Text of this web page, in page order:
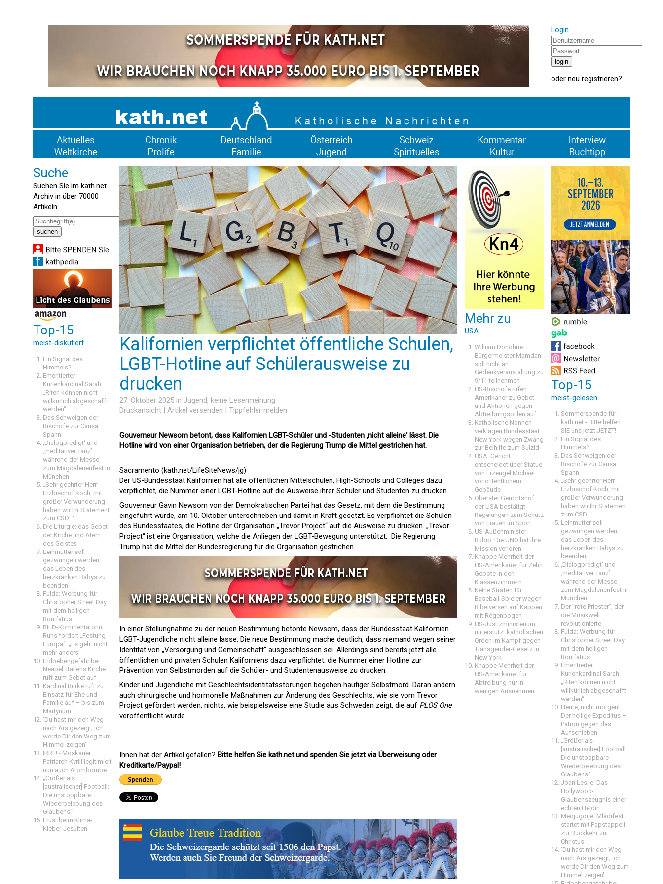
Login
oder neu registrieren?
Suche
Suchen Sie im kath.net
Archiv in über 70000
Artikeln:
Top-15
meist-diskutiert
Ein Signal des
Himmels?
Emeritierter
Kurienkardinal Sarah:
„Riten können nicht
willkürlich abgeschafft
werden“
Das Schweigen der
Bischöfe zur Causa
Spahn
‚Dialogpredigt‘ und
‚meditativer Tanz’
während der Messe
zum Magdalenenfest in
München
„Sehr geehrter Herr
Erzbischof Koch, mit
großer Verwunderung
haben wir Ihr Statement
zum CSD…“
Die Liturgie: das Gebet
der Kirche und Atem
des Geistes
Leihmutter soll
gezwungen werden,
das Leben des
herzkranken Babys zu
beenden!
Fulda: Werbung für
Christopher Street Day
mit dem heiligen
Bonifatius
BILD-Kommentatorin
Ruhs fordert „Festung
Europa“: „Es geht nicht
mehr anders“
Erdbebengefahr bei
Neapel: Italiens Kirche
ruft zum Gebet auf
Kardinal Burke ruft zu
Einsatz für Ehe und
Familie auf – bis zum
Martyrium
'Du hast mir den Weg
nach Ars gezeigt; ich
werde Dir den Weg zum
Himmel zeigen'
IRRE! - Moskauer
Patriarch Kyrill legitimiert
nun auch Atombombe
„Größer als
[australischer] Football:
Die unstoppbare
Wiederbelebung des
Glaubens“
Frust beim Klima-
Kleber-Jesuiten
Kalifornien verpflichtet öffentliche Schulen,
LGBT-Hotline auf Schülerausweise zu
drucken
27. Oktober 2025 in Jugend, keine Lesermeinung
Druckansicht | Artikel versenden | Tippfehler melden
Gouverneur Newsom betont, dass Kalifornien LGBT-Schüler und -Studenten ‚nicht alleine‘ lässt. Die
Hotline wird von einer Organisation betrieben, der die Regierung Trump die Mittel gestrichen hat.
Sacramento (kath.net/LifeSiteNews/jg)
Der US-Bundesstaat Kalifornien hat alle öffentlichen Mittelschulen, High-Schools und Colleges dazu
verpflichtet, die Nummer einer LGBT-Hotline auf die Ausweise ihrer Schüler und Studenten zu drucken.
Gouverneur Gavin Newsom von der Demokratischen Partei hat das Gesetz, mit dem die Bestimmung
eingeführt wurde, am 10. Oktober unterschrieben und damit in Kraft gesetzt. Es verpflichtet die Schulen
des Bundesstaates, die Hotline der Organisation „Trevor Project“ auf die Ausweise zu drucken. „Trevor
Project“ ist eine Organisation, welche die Anliegen der LGBT-Bewegung unterstützt. Die Regierung
Trump hat die Mittel der Bundesregierung für die Organisation gestrichen.
In einer Stellungnahme zu der neuen Bestimmung betonte Newsom, dass der Bundesstaat Kalifornien
LGBT-Jugendliche nicht alleine lasse. Die neue Bestimmung mache deutlich, dass niemand wegen seiner
Identität von „Versorgung und Gemeinschaft“ ausgeschlossen sei. Allerdings sind bereits jetzt alle
öffentlichen und privaten Schulen Kaliforniens dazu verpflichtet, die Nummer einer Hotline zur
Prävention von Selbstmorden auf die Schüler- und Studentenausweise zu drucken.
Kinder und Jugendliche mit Geschlechtsidentitätsstörungen begehen häufiger Selbstmord. Daran ändern
auch chirurgische und hormonelle Maßnahmen zur Änderung des Geschlechts, wie sie vom Trevor
Project gefördert werden, nichts, wie beispielsweise eine Studie aus Schweden zeigt, die auf PLOS One
veröffentlicht wurde.
Ihnen hat der Artikel gefallen? Bitte helfen Sie kath.net und spenden Sie jetzt via Überweisung oder
Kreditkarte/Paypal!
Mehr zu
USA
William Donohue:
Bürgermeister Mamdani
soll nicht an
Gedenkveranstaltung zu
9/11 teilnehmen
US-Bischöfe rufen
Amerikaner zu Gebet
und Aktionen gegen
Abtreibungspillen auf
Katholische Nonnen
verklagen Bundesstaat
New York wegen Zwang
zur Beihilfe zum Suizid
USA: Gericht
entscheidet über Statue
von Erzengel Michael
vor öffentlichem
Gebäude
Oberster Gerichtshof
der USA bestätigt
Regelungen zum Schutz
von Frauen im Sport
US-Außenminister
Rubio: Die UNO hat ihre
Mission verloren
Knappe Mehrheit der
US-Amerikaner für Zehn
Gebote in den
Klassenzimmern
Keine Strafen für
Baseball-Spieler wegen
Bibelversen auf Kappen
mit Regenbogen
US-Justizministerium
unterstützt katholischen
Orden im Kampf gegen
Transgender-Gesetz in
New York
Knappe Mehrheit der
US-Amerikaner für
Abtreibung nur in
wenigen Ausnahmen
Top-15
meist-gelesen
Sommerspende für
kath.net - Bitte helfen
SIE uns jetzt JETZT!
Ein Signal des
Himmels?
Das Schweigen der
Bischöfe zur Causa
Spahn
„Sehr geehrter Herr
Erzbischof Koch, mit
großer Verwunderung
haben wir Ihr Statement
zum CSD…“
Leihmutter soll
gezwungen werden,
das Leben des
herzkranken Babys zu
beenden!
‚Dialogpredigt‘ und
‚meditativer Tanz’
während der Messe
zum Magdalenenfest in
München
Der "rote Priester", der
die Musikwelt
revolutionierte
Fulda: Werbung für
Christopher Street Day
mit dem heiligen
Bonifatius
Emeritierter
Kurienkardinal Sarah:
„Riten können nicht
willkürlich abgeschafft
werden“
Heute, nicht morgen!
Der heilige Expeditus –
Patron gegen das
Aufschieben
„Größer als
[australischer] Football:
Die unstoppbare
Wiederbelebung des
Glaubens“
Joan Leslie: Das
Hollywood-
Glaubenszeugnis einer
echten Heldin
Medjugorje: Mladifest
startet mit Papstappell
zur Rückkehr zu
Christus
'Du hast mir den Weg
nach Ars gezeigt; ich
werde Dir den Weg zum
Himmel zeigen'